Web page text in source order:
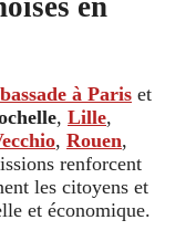
à Paris et
, Lille,
, Rouen,
renforcent
les citoyens et
et économique.